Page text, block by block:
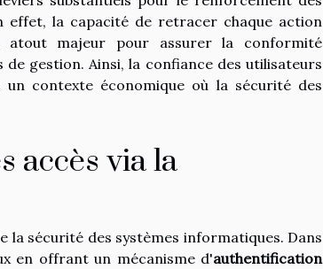
effet, la capacité de retracer chaque action
atout majeur pour assurer la conformité
gestion. Ainsi, la confiance des utilisateurs
contexte économique où la sécurité des
accès via la
la sécurité des systèmes informatiques. Dans
en offrant un mécanisme d'authentification